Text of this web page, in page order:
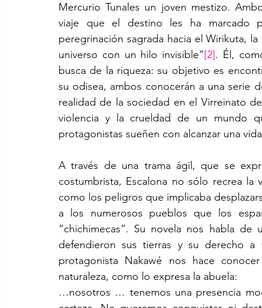
Mercurio Tunales un joven mestizo.
viaje que el destino les ha marcado
peregrinación sagrada hacia el Wirikuta,
universo con un hilo invisible”[2]. Él,
busca de la riqueza: su objetivo es
su odisea, ambos conocerán a una serie
realidad de la sociedad en el Virreinato
violencia y la crueldad de un mundo
protagonistas sueñen con alcanzar una
A través de una trama ágil, que se
costumbrista, Escalona no sólo recrea
como los peligros que implicaba
a los numerosos pueblos que los
“chichimecas”. Su novela nos habla
defendieron sus tierras y su derecho
protagonista Nakawé nos hace
naturaleza, como lo expresa la abuela:
…nosotros … tenemos una presencia